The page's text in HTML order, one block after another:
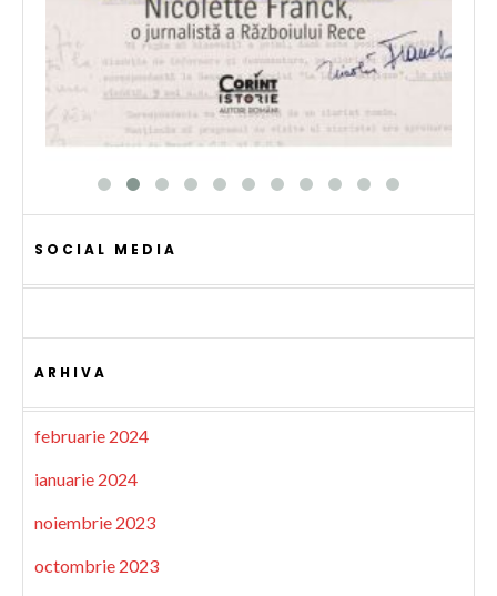
SOCIAL MEDIA
ARHIVA
februarie 2024
ianuarie 2024
noiembrie 2023
octombrie 2023